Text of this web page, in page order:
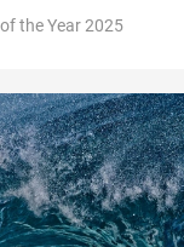
the Year 2025